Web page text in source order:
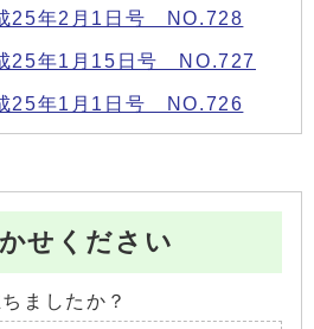
25年2月1日号 NO.728
25年1月15日号 NO.727
25年1月1日号 NO.726
せください
ましたか？